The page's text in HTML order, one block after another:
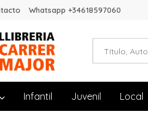
Whatsapp +34618597060
Infantil Juvenil Local